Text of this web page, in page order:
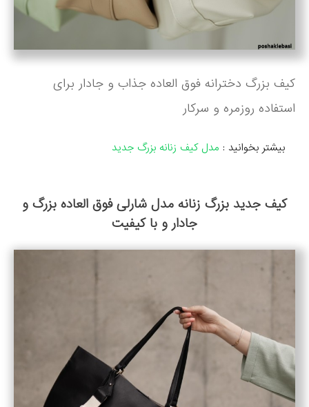
کیف بزرگ دخترانه فوق العاده جذاب و جادار برای
استفاده روزمره و سرکار
بیشتر بخوانید : مدل کیف زنانه بزرگ جدید
کیف جدید بزرگ زنانه مدل شارلی فوق العاده بزرگ و
جادار و با کیفیت